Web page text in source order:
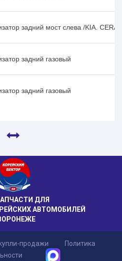
задний мост слева /KIA. CERA
задний газовый
задний газовый
ДЛЯ
АВТОМОБИЛЕЙ
продажи
Политика